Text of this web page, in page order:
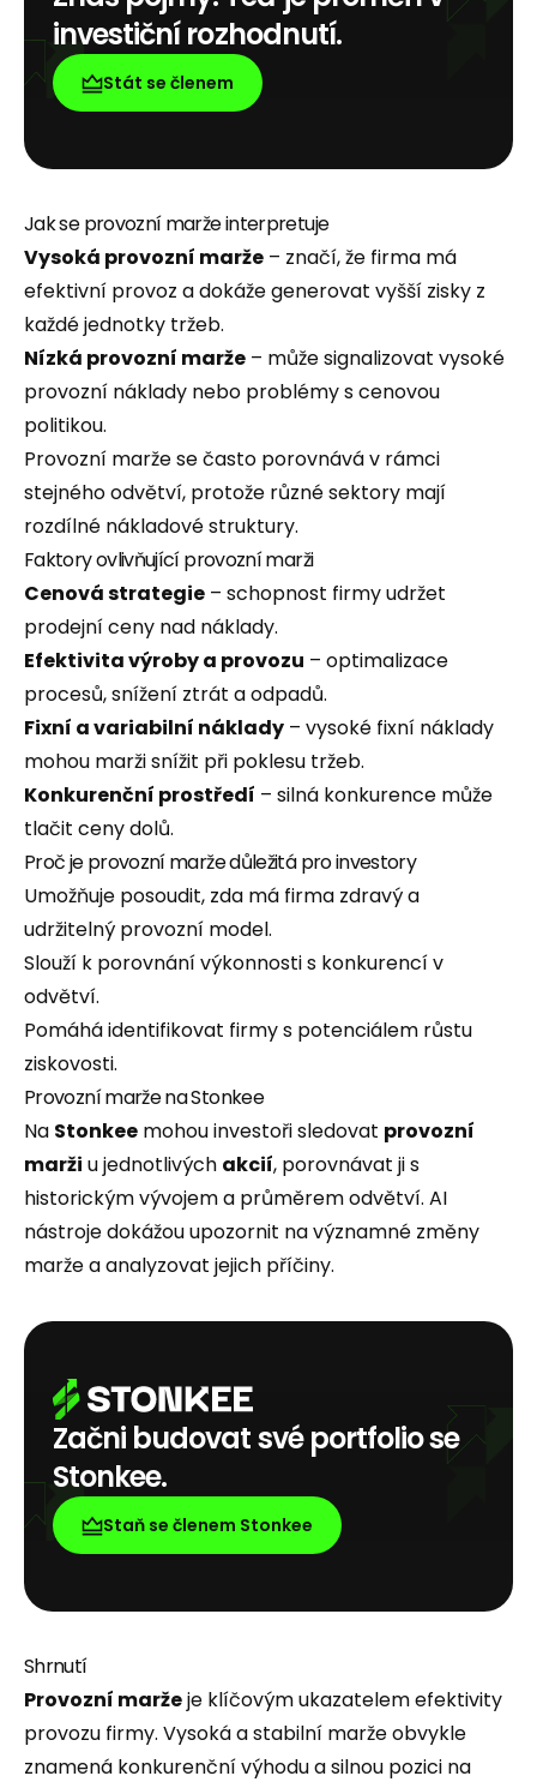
investiční rozhodnutí.
Stát se členem
Jak se provozní marže interpretuje
Vysoká provozní marže – značí, že firma má
efektivní provoz a dokáže generovat vyšší zisky z
každé jednotky tržeb.
Nízká provozní marže – může signalizovat vysoké
provozní náklady nebo problémy s cenovou
politikou.
Provozní marže se často porovnává v rámci
stejného odvětví, protože různé sektory mají
rozdílné nákladové struktury.
Faktory ovlivňující provozní marži
Cenová strategie – schopnost firmy udržet
prodejní ceny nad náklady.
Efektivita výroby a provozu – optimalizace
procesů, snížení ztrát a odpadů.
Fixní a variabilní náklady – vysoké fixní náklady
mohou marži snížit při poklesu tržeb.
Konkurenční prostředí – silná konkurence může
tlačit ceny dolů.
Proč je provozní marže důležitá pro investory
Umožňuje posoudit, zda má firma zdravý a
udržitelný provozní model.
Slouží k porovnání výkonnosti s konkurencí v
odvětví.
Pomáhá identifikovat firmy s potenciálem růstu
ziskovosti.
Provozní marže na Stonkee
Na Stonkee mohou investoři sledovat provozní
marži u jednotlivých akcií, porovnávat ji s
historickým vývojem a průměrem odvětví. AI
nástroje dokážou upozornit na významné změny
marže a analyzovat jejich příčiny.
Začni budovat své portfolio se
Stonkee.
Staň se členem Stonkee
Shrnutí
Provozní maržeje klíčovým ukazatelem efektivity
provozu firmy. Vysoká a stabilní marže obvykle
znamená konkurenční výhodu a silnou pozici na